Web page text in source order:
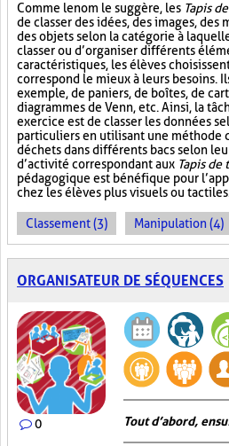
Comme le nom le suggère, les Tapis
de classer des idées, des images, des
des objets selon la catégorie à
classer ou d’organiser différents
caractéristiques, les élèves
correspond le mieux à leurs besoins.
exemple, de paniers, de boîtes, de
diagrammes de Venn, etc. Ainsi, la
exercice est de classer les données
particuliers en utilisant une méthode
déchets dans différents bacs selon
d’activité correspondant aux Tapis de
pédagogique est bénéfique pour
chez les élèves plus visuels ou tactiles.
Classement (3) Manipulation (4)
ORGANISATEUR DE SÉQUENCES
0 Tout d’abord,